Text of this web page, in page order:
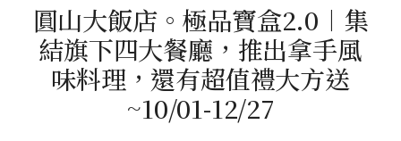
圓山大飯店。極品寶盒2.0︱集
結旗下四大餐廳，推出拿手風
味料理，還有超值禮大方送
~10/01-12/27